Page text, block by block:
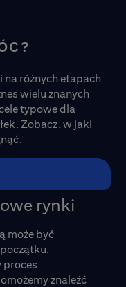
na różnych etapach
wielu znanych
typowe dla
Zobacz, w jaki
rynki
może być
proces
znaleźć